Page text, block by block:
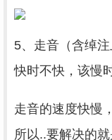
5、走音（含绰
快时不快，该慢
走音的速度快慢
所以..要解决的就